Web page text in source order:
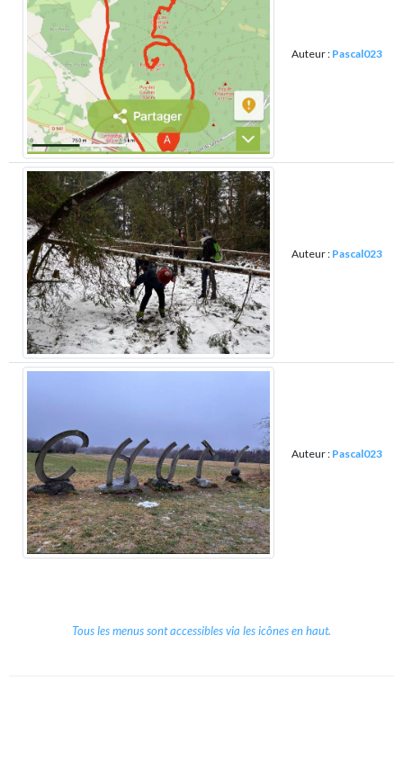
Auteur : Pascal023
Auteur : Pascal023
Auteur : Pascal023
Tous les menus sont accessibles via les icônes en haut.